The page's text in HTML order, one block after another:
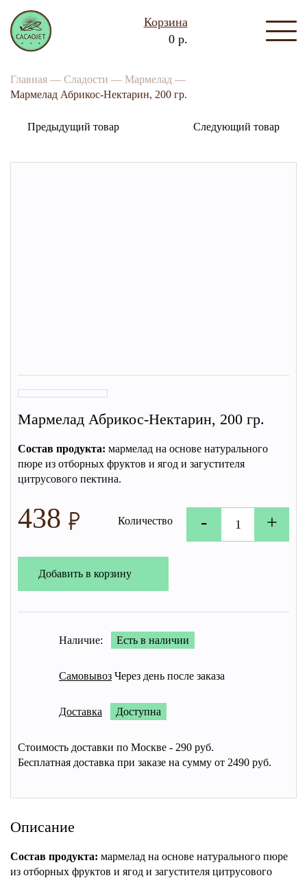
Корзина
0 р.
Главная — Сладости — Мармелад —
Мармелад Абрикос-Нектарин, 200 гр.
Предыдущий товар Следующий товар
Мармелад Абрикос-Нектарин, 200 гр.
Состав продукта: мармелад на основе натурального
пюре из отборных фруктов и ягод и загустителя
цитрусового пектина.
438 Количество - +
Добавить в корзину
Наличие: Есть в наличии
Самовывоз Через день после заказа
Доставка Доступна
Стоимость доставки по Москве - 290 руб.
Бесплатная доставка при заказе на сумму от 2490 руб.
Описание
Состав продукта: мармелад на основе натурального пюре
из отборных фруктов и ягод и загустителя цитрусового